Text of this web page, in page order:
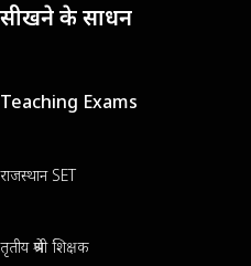
सीखने के साधन
Teaching Exams
राजस्थान SET
तृतीय श्रेणी शिक्षक